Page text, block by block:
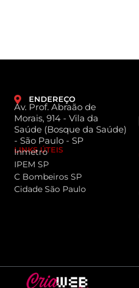
ENDEREÇO
Av. Prof. Abraão de
Morais, 914 - Vila da
Saúde (Bosque da Saúde)
- São Paulo - SP
LINKS ÚTEIS
Inmetro
IPEM SP
C Bombeiros SP
Cidade São Paulo